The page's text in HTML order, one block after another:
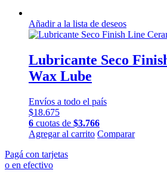
Añadir a la lista de deseos
Lubricante Seco
Wax Lube
Envíos a todo el país
$18.675
6 cuotas de $3.766
Agregar al carrito Comparar
Pagá con tarjetas
o en efectivo